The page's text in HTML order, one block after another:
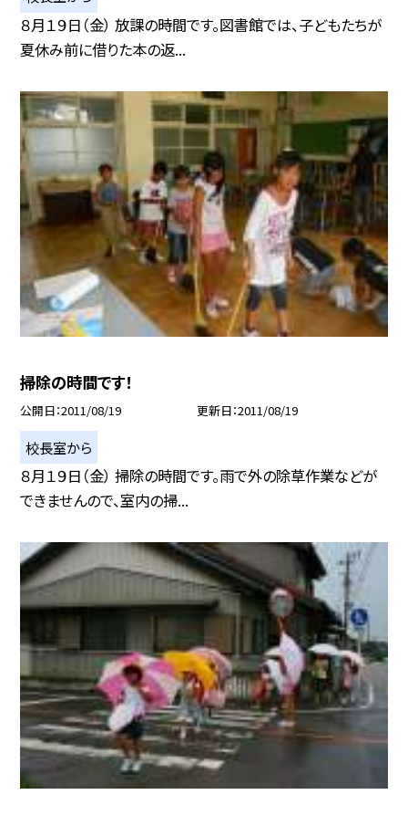
８月１９日（金） 放課の時間です。図書館では、子どもたちが
夏休み前に借りた本の返...
掃除の時間です！
公開日 2011/08/19 更新日 2011/08/19
校長室から
８月１９日（金） 掃除の時間です。雨で外の除草作業などが
できませんので、室内の掃...